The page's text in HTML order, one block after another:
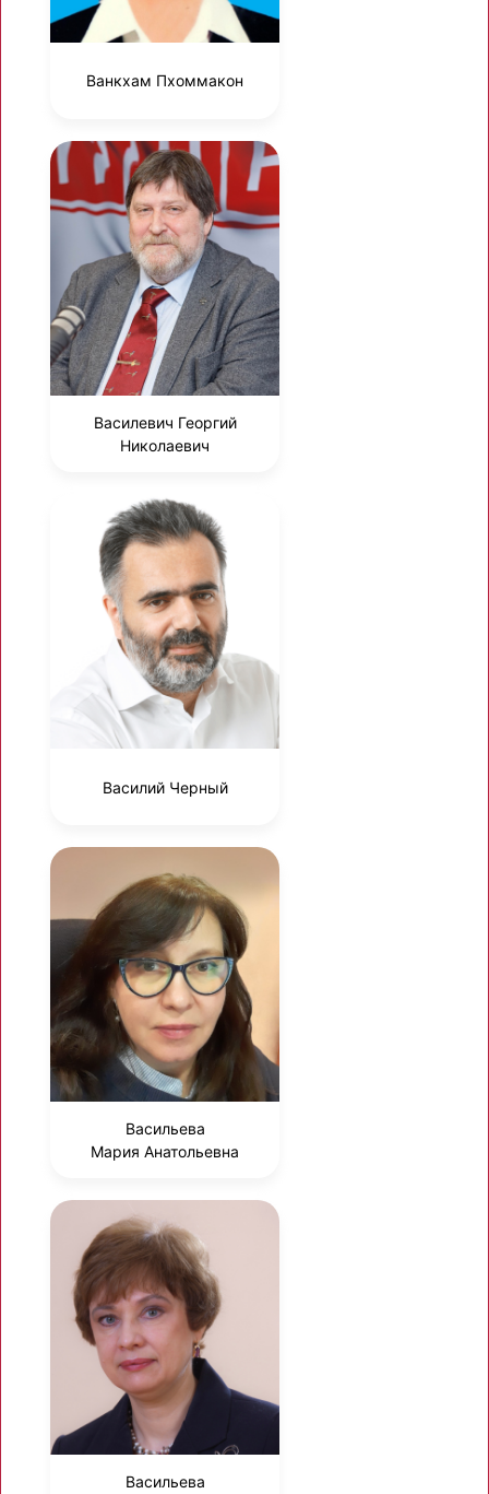
Ванкхам Пхоммакон
Василевич Георгий
Николаевич
Василий Черный
Васильева
Мария Анатольевна
Васильева